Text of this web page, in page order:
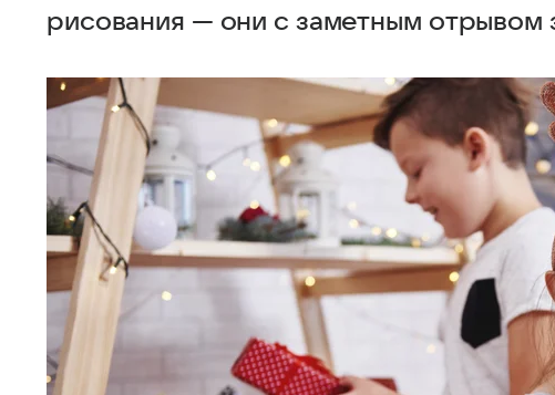
рисования — они с заметным отрывом